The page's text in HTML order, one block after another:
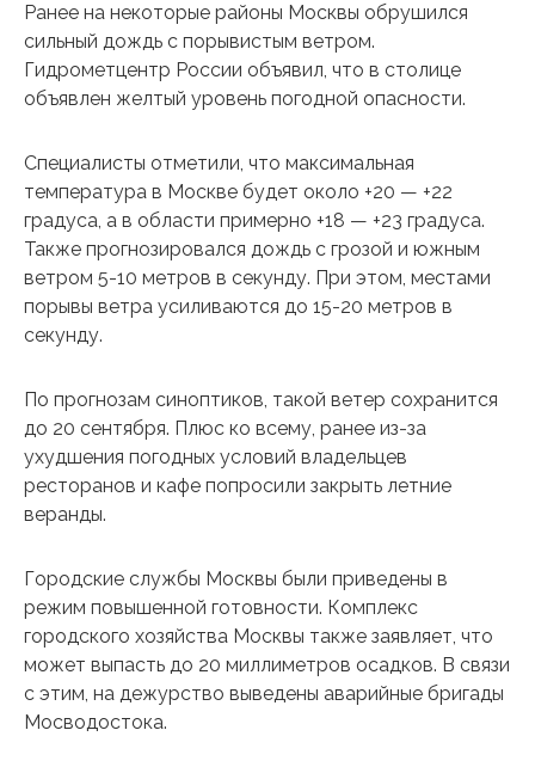
Ранее на некоторые районы Москвы обрушился
сильный дождь с порывистым ветром.
Гидрометцентр России объявил, что в столице
объявлен желтый уровень погодной опасности.
Специалисты отметили, что максимальная
температура в Москве будет около +20 — +22
градуса, а в области примерно +18 — +23 градуса.
Также прогнозировался дождь с грозой и южным
ветром 5-10 метров в секунду. При этом, местами
порывы ветра усиливаются до 15-20 метров в
секунду.
По прогнозам синоптиков, такой ветер сохранится
до 20 сентября. Плюс ко всему, ранее из-за
ухудшения погодных условий владельцев
ресторанов и кафе попросили закрыть летние
веранды.
Городские службы Москвы были приведены в
режим повышенной готовности. Комплекс
городского хозяйства Москвы также заявляет, что
может выпасть до 20 миллиметров осадков. В связи
с этим, на дежурство выведены аварийные бригады
Мосводостока.